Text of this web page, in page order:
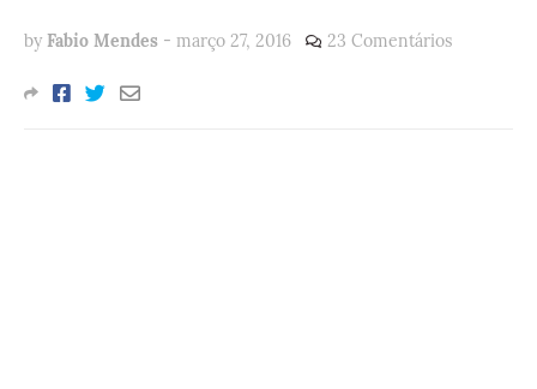
by Fabio Mendes - março 27, 2016 23 Comentários